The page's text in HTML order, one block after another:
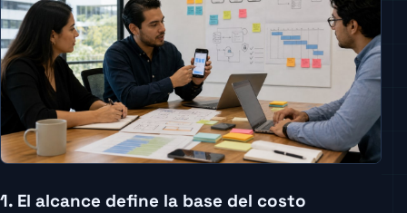
1. El alcance define la base del costo